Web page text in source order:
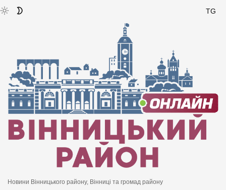
TG
Новини Вінницького району, Вінниці та громад району